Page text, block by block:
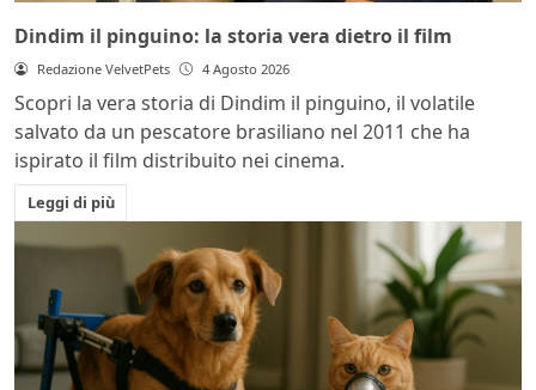
Dindim il pinguino: la storia vera dietro il film
Redazione VelvetPets 4 Agosto 2026
Scopri la vera storia di Dindim il pinguino, il volatile
salvato da un pescatore brasiliano nel 2011 che ha
ispirato il film distribuito nei cinema.
Leggi di più